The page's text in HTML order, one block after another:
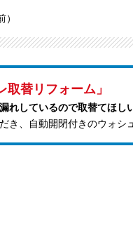
取替リフォーム」
れしているので取替てほし
き、自動開閉付きのウォ